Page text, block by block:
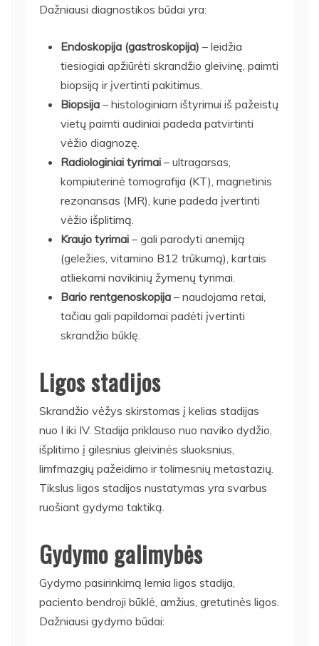
Dažniausi diagnostikos būdai yra:
Endoskopija (gastroskopija) – leidžia
tiesiogiai apžiūrėti skrandžio gleivinę, paimti
biopsiją ir įvertinti pakitimus.
Biopsija – histologiniam ištyrimui iš pažeistų
vietų paimti audiniai padeda patvirtinti
vėžio diagnozę.
Radiologiniai tyrimai – ultragarsas,
kompiuterinė tomografija (KT), magnetinis
rezonansas (MR), kurie padeda įvertinti
vėžio išplitimą.
Kraujo tyrimai – gali parodyti anemiją
(geležies, vitamino B12 trūkumą), kartais
atliekami navikinių žymenų tyrimai.
Bario rentgenoskopija – naudojama retai,
tačiau gali papildomai padėti įvertinti
skrandžio būklę.
Ligos stadijos
Skrandžio vėžys skirstomas į kelias stadijas
nuo I iki IV. Stadija priklauso nuo naviko dydžio,
išplitimo į gilesnius gleivinės sluoksnius,
limfmazgių pažeidimo ir tolimesnių metastazių.
Tikslus ligos stadijos nustatymas yra svarbus
ruošiant gydymo taktiką.
Gydymo galimybės
Gydymo pasirinkimą lemia ligos stadija,
paciento bendroji būklė, amžius, gretutinės ligos.
Dažniausi gydymo būdai: